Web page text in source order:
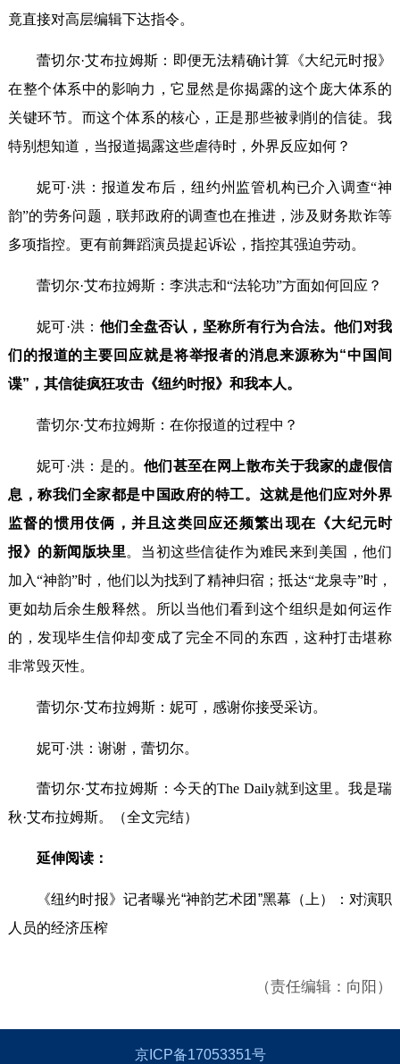
竟直接对高层编辑下达指令。
蕾切尔·艾布拉姆斯：即便无法精确计算《大纪元时报》
在整个体系中的影响力，它显然是你揭露的这个庞大体系的
关键环节。而这个体系的核心，正是那些被剥削的信徒。我
特别想知道，当报道揭露这些虐待时，外界反应如何？
妮可·洪：报道发布后，纽约州监管机构已介入调查“神
韵”的劳务问题，联邦政府的调查也在推进，涉及财务欺诈等
多项指控。更有前舞蹈演员提起诉讼，指控其强迫劳动。
蕾切尔·艾布拉姆斯：李洪志和“法轮功”方面如何回应？
妮可·洪： 他们全盘否认，坚称所有行为合法。他们对我
们的报道的主要回应就是将举报者的消息来源称为“中国间
谍”，其信徒疯狂攻击《纽约时报》和我本人。
蕾切尔·艾布拉姆斯：在你报道的过程中？
妮可·洪：是的。 他们甚至在网上散布关于我家的虚假信
息，称我们全家都是中国政府的特工。这就是他们应对外界
监督的惯用伎俩，并且这类回应还频繁出现在《大纪元时
报》的新闻版块里。当初这些信徒作为难民来到美国，他们
加入“神韵”时，他们以为找到了精神归宿；抵达“龙泉寺”时，
更如劫后余生般释然。所以当他们看到这个组织是如何运作
的，发现毕生信仰却变成了完全不同的东西，这种打击堪称
非常毁灭性。
蕾切尔·艾布拉姆斯：妮可，感谢你接受采访。
妮可·洪：谢谢，蕾切尔。
蕾切尔·艾布拉姆斯：今天的The Daily就到这里。我是瑞
秋·艾布拉姆斯。（全文完结）
延伸阅读：
《纽约时报》记者曝光“神韵艺术团”黑幕（上）：对演职
人员的经济压榨
（责任编辑：向阳）
京ICP备17053351号